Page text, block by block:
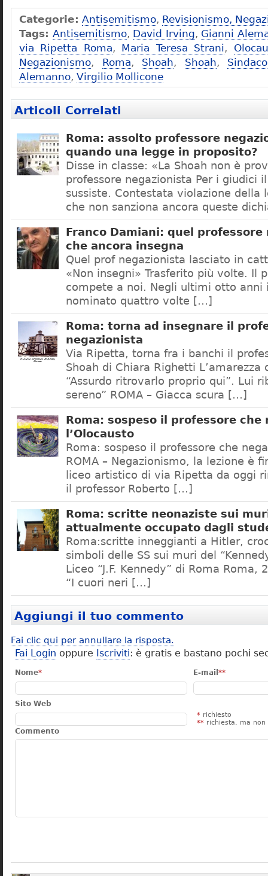
Categorie: Antisemitismo, Revisionismo,
Tags: Antisemitismo, David Irving, Gianni
via Ripetta Roma, Maria Teresa Strani,
Negazionismo, Roma, Shoah, Shoah,
Alemanno, Virgilio Mollicone
Articoli Correlati
Roma: assolto professore
quando una legge in proposito?
Disse in classe: «La Shoah non è
professore negazionista Per i giudici
sussiste. Contestata violazione della
che non sanziona ancora queste
Franco Damiani: quel professore
che ancora insegna
Quel prof negazionista lasciato in
«Non insegni» Trasferito più volte. Il
compete a noi. Negli ultimi otto anni
nominato quattro volte […]
Roma: torna ad insegnare il
negazionista
Via Ripetta, torna fra i banchi il
Shoah di Chiara Righetti L’amarezza
“Assurdo ritrovarlo proprio qui”. Lui
sereno” ROMA – Giacca scura […]
Roma: sospeso il professore che
l’Olocausto
Roma: sospeso il professore che
ROMA – Negazionismo, la lezione è
liceo artistico di via Ripetta da oggi
il professor Roberto […]
Roma: scritte neonaziste sui
attualmente occupato dagli
Roma:scritte inneggianti a Hitler,
simboli delle SS sui muri del
Liceo “J.F. Kennedy” di Roma Roma,
“I cuori neri […]
Aggiungi il tuo commento
Fai clic qui per annullare la risposta.
Fai Login oppure Iscriviti: è gratis e bastano pochi
Nome* E-mail **
Sito Web
* richiesto
** richiesta, ma non
Commento